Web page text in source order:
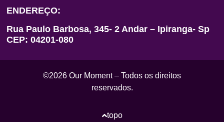
ENDEREÇO:
Rua Paulo Barbosa, 345- 2 Andar – Ipiranga- Sp
CEP: 04201-080
©2026 Our Moment – Todos os direitos
reservados.
topo